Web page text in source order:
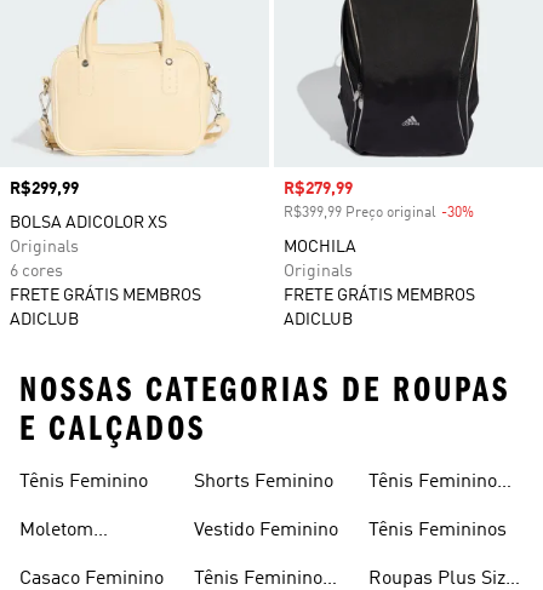
Preço
R$299,99
BOLSA ADICOLOR XS
Originals
6 cores
FRETE GRÁTIS MEMBROS
ADICLUB
Preço com desconto
R$279,99
R$399,99 Preço original -30%
MOCHILA
Originals
FRETE GRÁTIS MEMBROS
ADICLUB
NOSSAS CATEGORIAS DE ROUPAS
E CALÇADOS
Tênis Feminino
Moletom
Casaco Feminino
Shorts Feminino
Vestido Feminino
Tênis Feminino
Tênis Feminino
Tênis Femininos
Roupas Plus Size